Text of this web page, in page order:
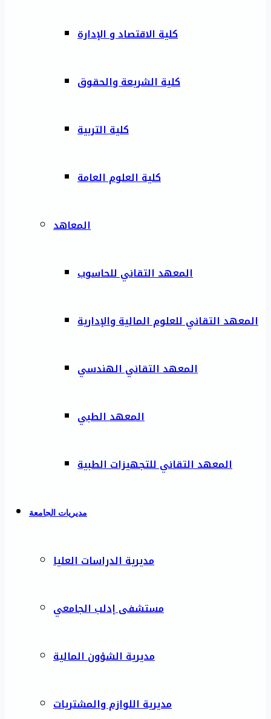
كلية الاقتصاد و الإدارة
كلية الشريعة والحقوق
كلية التربية
كلية العلوم العامة
المعاهد
المعهد التقاني للحاسوب
المعهد التقاني للعلوم المالية والإدارية
المعهد التقاني الهندسي
المعهد الطبي
المعهد التقاني للتجهيزات الطبية
مديريات الجامعة
مديرية الدراسات العليا
مستشفى إدلب الجامعي
مديرية الشؤون المالية
مديرية اللوازم والمشتريات